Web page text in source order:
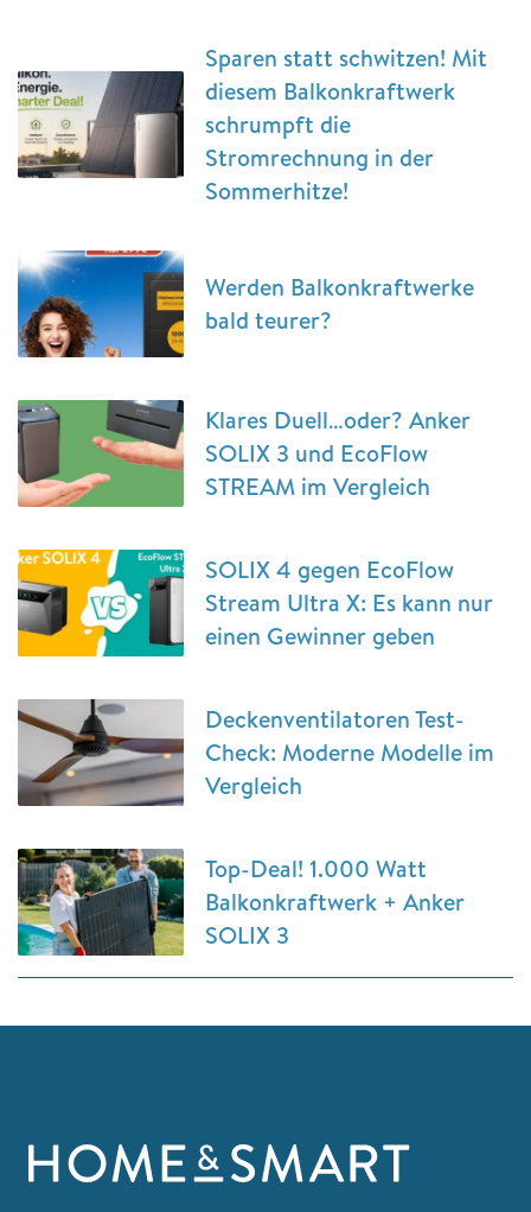
Sparen statt schwitzen! Mit
diesem Balkonkraftwerk
schrumpft die
Stromrechnung in der
Sommerhitze!
Werden Balkonkraftwerke
bald teurer?
Klares Duell…oder? Anker
SOLIX 3 und EcoFlow
STREAM im Vergleich
SOLIX 4 gegen EcoFlow
Stream Ultra X: Es kann nur
einen Gewinner geben
Deckenventilatoren Test-
Check: Moderne Modelle im
Vergleich
Top-Deal! 1.000 Watt
Balkonkraftwerk + Anker
SOLIX 3